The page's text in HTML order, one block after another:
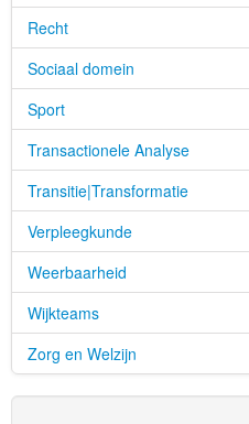
Recht
Sociaal domein
Sport
Transactionele Analyse
Transitie|Transformatie
Verpleegkunde
Weerbaarheid
Wijkteams
Zorg en Welzijn